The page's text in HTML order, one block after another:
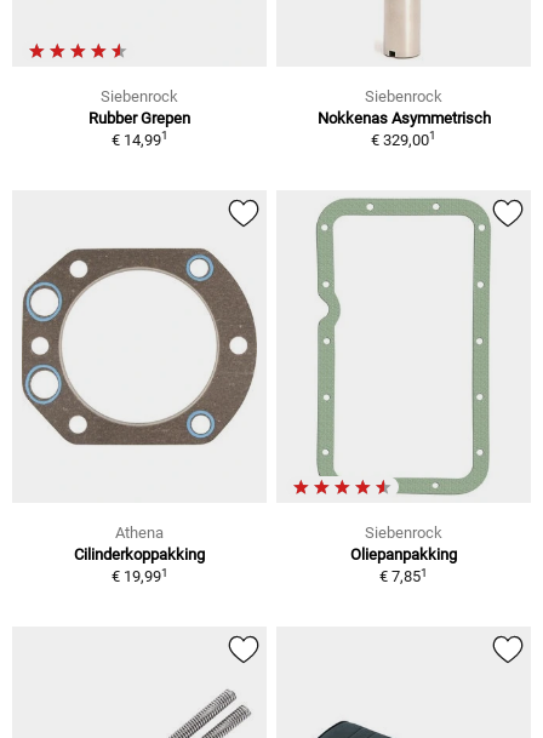
Siebenrock
Rubber Grepen
€ 14,991
Siebenrock
Nokkenas Asymmetrisch
€ 329,001
Athena
Cilinderkoppakking
€ 19,991
Siebenrock
Oliepanpakking
€ 7,851